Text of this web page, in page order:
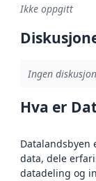
Ikke oppgitt
Ingen
Hva er
data, dele
datadeling og